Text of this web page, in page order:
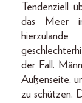
Tendenziell
das Meer
der Fall.
Außenseite,
zu schützen.